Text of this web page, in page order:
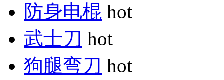
防身电棍 hot
武士刀 hot
狗腿弯刀 hot